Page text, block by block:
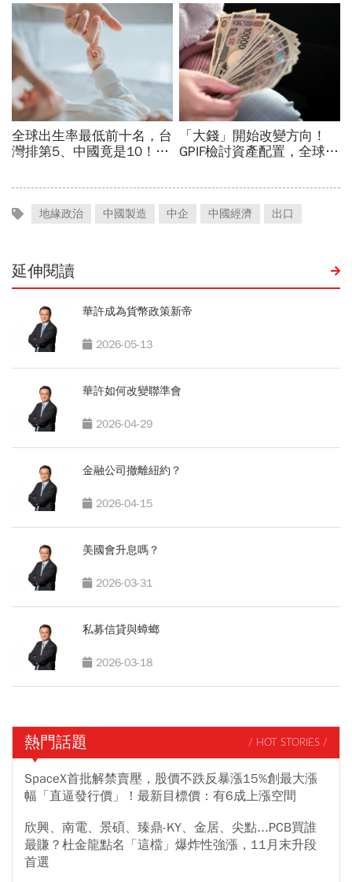
地緣政治 中國製造 中企 中國經濟 出口
延伸閱讀
華許成為貨幣政策新帝
2026-05-13
華許如何改變聯準會
2026-04-29
金融公司撤離紐約？
2026-04-15
美國會升息嗎？
2026-03-31
私募信貸與蟑螂
2026-03-18
熱門話題 / HOT STORIES /
SpaceX首批解禁賣壓，股價不跌反暴漲15%創最大漲
幅「直逼發行價」！最新目標價：有6成上漲空間
欣興、南電、景碩、臻鼎-KY、金居、尖點...PCB買誰
最賺？杜金龍點名「這檔」爆炸性強漲，11月末升段
首選